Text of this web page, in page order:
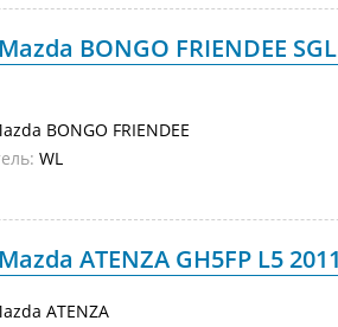
BONGO FRIENDEE
BONGO FRIENDEE
WL
ATENZA GH5FP L5
ATENZA